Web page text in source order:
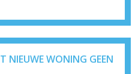
NIEUWE WONING GEEN